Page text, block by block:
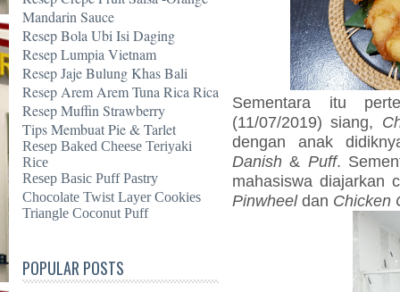
Mandarin Sauce
Resep Bola Ubi Isi Daging
Resep Lumpia Vietnam
Resep Jaje Bulung Khas Bali
Resep Arem Arem Tuna Rica Rica
Resep Muffin Strawberry
Tips Membuat Pie & Tarlet
Resep Baked Cheese Teriyaki
Rice
Resep Basic Puff Pastry
Chocolate Twist Layer Cookies
Triangle Coconut Puff
POPULAR POSTS
Sementara itu
(11/07/2019) siang,
dengan anak
Danish & Puff.
mahasiswa diajarkan
Pinwheeldan Chicken